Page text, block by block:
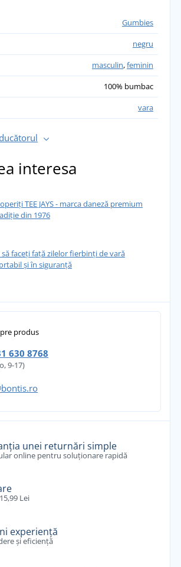
Gumbies
negru
masculin,feminin
100% bumbac
vara
interesa
TEE JAYS - marca daneză premium
din 1976
să faceți față zilelor fierbinți de vară
și în siguranță
produs
630 8768
9-17)
unei returnări simple
online pentru soluționare rapidă
Lei
experiență
și eficiență